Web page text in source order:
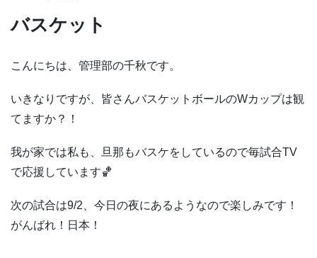
バスケット
こんにちは、管理部の千秋です。
いきなりですが、皆さんバスケットボールのWカップは観
てますか？！
我が家では私も、旦那もバスケをしているので毎試合TV
で応援しています🏀
次の試合は9/2、今日の夜にあるようなので楽しみです！
がんばれ！日本！